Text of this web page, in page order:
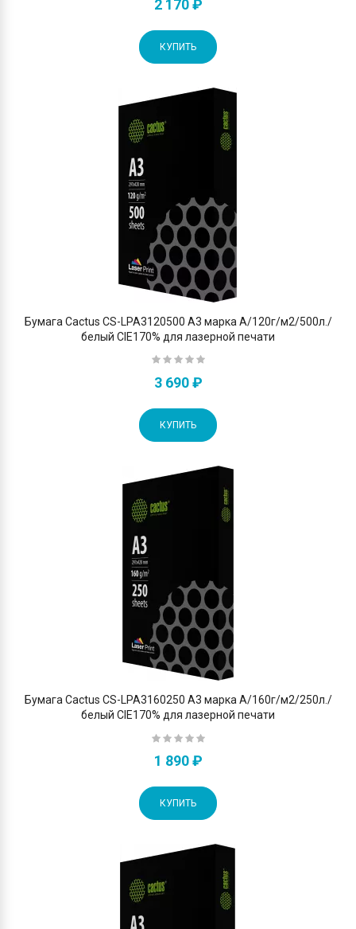
2 170 ₽
КУПИТЬ
Бумага Cactus CS-LPA3120500 A3 марка A/120г/м2/500л./
белый CIE170% для лазерной печати
3 690 ₽
КУПИТЬ
Бумага Cactus CS-LPA3160250 A3 марка A/160г/м2/250л./
белый CIE170% для лазерной печати
1 890 ₽
КУПИТЬ